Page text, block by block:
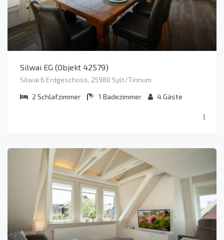
Silwai EG (Objekt 42579)
Silwai 6 Erdgeschoss, 25980 Sylt/Tinnum
2 Schlafzimmer 1 Badezimmer 4Gäste